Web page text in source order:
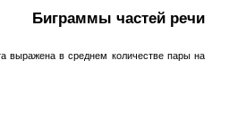
Биграммы частей речи
выражена в среднем количестве пары на